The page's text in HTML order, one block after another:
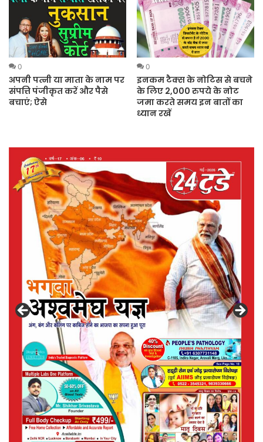
0
अपनी पत्नी या माता के नाम पर
संपत्ति पंजीकृत करें और पैसे
बचाएं; ऐसे
0
इनकम टैक्स के नोटिस से बचने
के लिए 2,000 रुपये के नोट
जमा करते समय इन बातों का
ध्यान रखें